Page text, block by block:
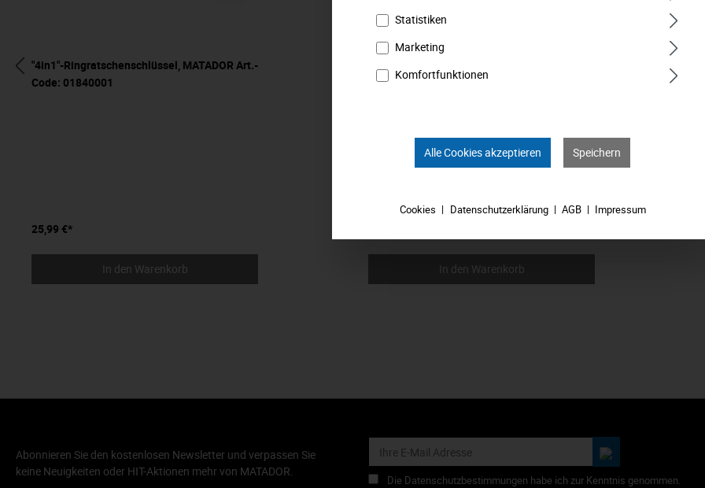
"4in1"-Ringratschenschlüssel, MATADOR Art.-
Code: 01840001
25,99 €*
In den Warenkorb
M 6,3 mm (1/4") , MATADOR Art.-Code:
In den Warenkorb
Abonnieren Sie den kostenlosen Newsletter und verpassen Sie
keine Neuigkeiten oder HIT-Aktionen mehr von MATADOR.
Die Datenschutzbestimmungen habe ich zur Kenntnis genommen.
Statistiken
Marketing
Komfortfunktionen
Alle Cookies akzeptieren Speichern
Cookies Datenschutzerklärung AGB Impressum